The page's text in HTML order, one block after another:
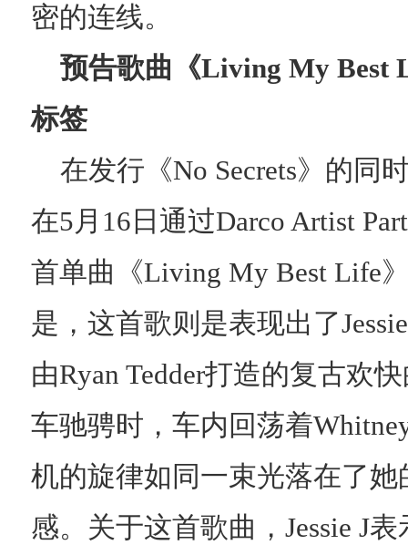
密的连线。
预告歌曲《Living My Best
标签
在发行《No Secrets》的同
在5月16日通过Darco Artist
首单曲《Living My Best Life
是，这首歌则是表现出了
由Ryan Tedder打造的复古欢
车驰骋时，车内回荡着
机的旋律如同一束光落在了
感。关于这首歌曲，Jessie J